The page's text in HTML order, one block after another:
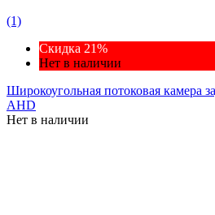
(1)
Скидка 21%
Нет в наличии
Широкоугольная потоковая камера
AHD
Нет в наличии